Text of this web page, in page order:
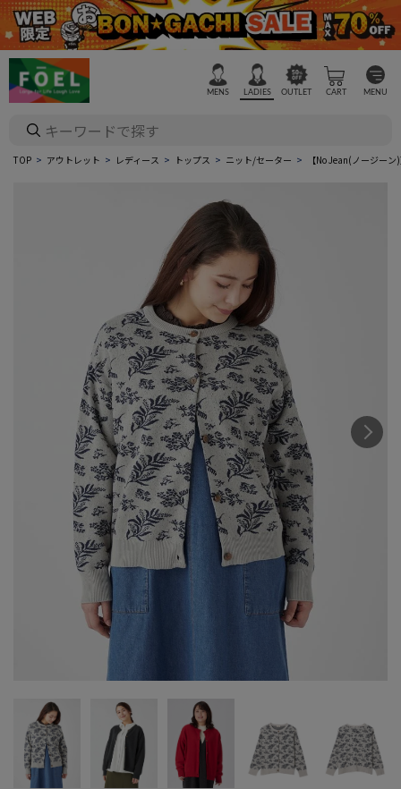
MENS LADIES OUTLET CART MENU
TOP アウトレット レディース トップス ニット/セーター 【No Jean(ノージー